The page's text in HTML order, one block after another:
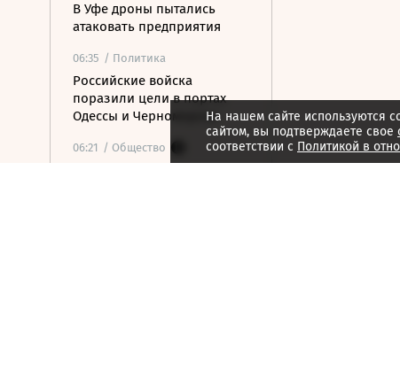
В Уфе дроны пытались
атаковать предприятия
06:35 / Политика
Российские войска
поразили цели в портах
Одессы и Черноморска
06:21 / Общество
На нашем сайте используются
сайтом, вы подтверждаете свое
соответствии с Политикой в